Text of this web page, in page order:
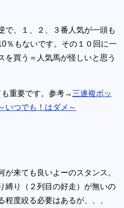
で、１、２、３番人気が一頭も
％もないです。その１０回に一
を買う＝人気馬が怪しいと思う
も重要です。参考→ 三連複ボッ
いつでも！はダメ～
来ても良いよーのスタンス。
縛り（２列目の好走）が無いの
程度絞る必要はあるが、、、